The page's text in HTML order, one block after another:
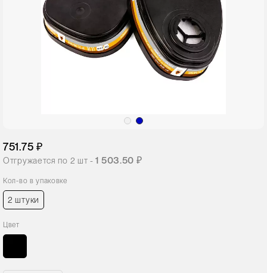
751.75 ₽
Отгружается по 2 шт -1 503.50 ₽
Кол-во в упаковке
2 штуки
Цвет